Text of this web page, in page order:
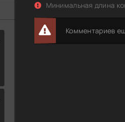
Минимальная длина
Комментариев